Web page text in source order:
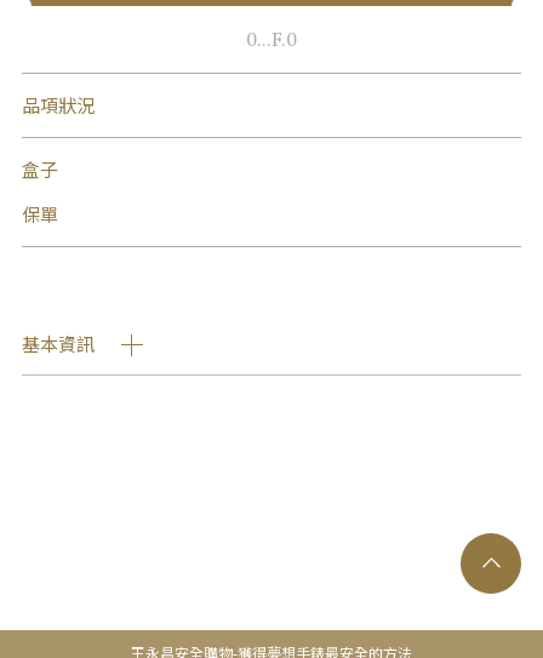
0...F.0
品項狀況
盒子
保單
基本資訊
王永昌安全購物-獲得夢想手錶最安全的方法